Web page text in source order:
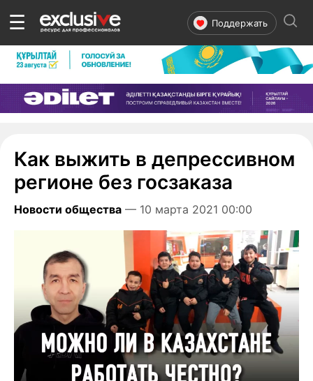
☰ Поддержать
Как выжить в депрессивном
регионе без госзаказа
Новости общества — 10 марта 2021 00:00